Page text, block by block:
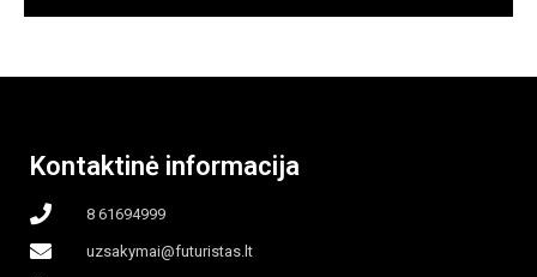
Kontaktinė informacija
8 61694999
uzsakymai@futuristas.lt